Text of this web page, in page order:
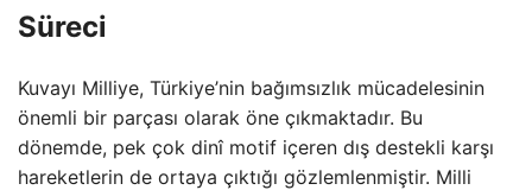
Süreci
Kuvayı Milliye, Türkiye’nin bağımsızlık mücadelesinin
önemli bir parçası olarak öne çıkmaktadır. Bu
dönemde, pek çok dinî motif içeren dış destekli karşı
hareketlerin de ortaya çıktığı gözlemlenmiştir. Milli